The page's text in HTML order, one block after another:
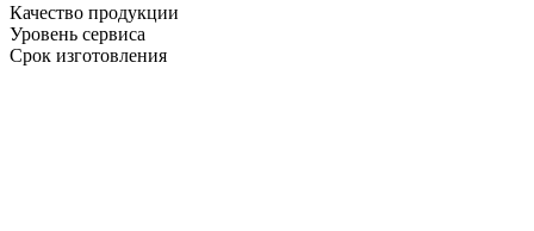
Качество продукции
Уровень сервиса
Срок изготовления